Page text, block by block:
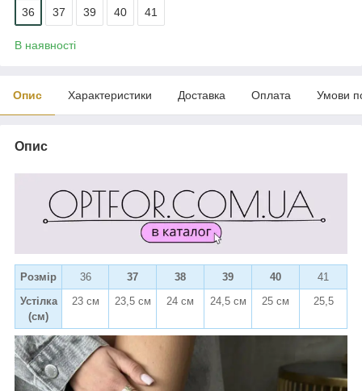
36 37 39 40 41
В наявності
Опис Характеристики Доставка Оплата Умови
Опис
Розмір 36 37 38 39 40
41
Устілка
(см)
23 см 23,5 см 24 см 24,5 см 25 см 25,5